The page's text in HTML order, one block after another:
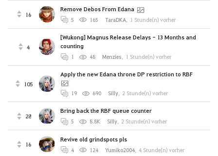
16
Remove Debos From Edana
5 165 TaraDKA, 1 Stunde(n) vorher
4
[Wukong] Magnus Release Delays - 13 Months and
counting
1 48 Menzies, 1 Stunde(n) vorher
105
Apply the new Edana throne DP restriction to RBF
19 690 Silly, 2 Stunde(n) vorher
28
Bring back the RBF queue counter
5 8.8K Silly, 2 Stunde(n) vorher
16
Revive old grindspots pls
4 124 Yumiko2004, 4 Stunde(n) vorher